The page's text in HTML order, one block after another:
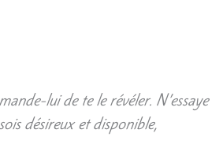
lui de te le révéler. N’essaye
désireux et disponible,